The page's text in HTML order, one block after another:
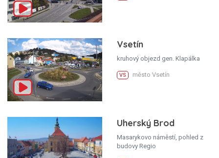
Vsetín
kruhový objezd gen. Klapálka
VS město Vsetín
Uherský Brod
Masarykovo náměstí, pohled z
budovy Regio